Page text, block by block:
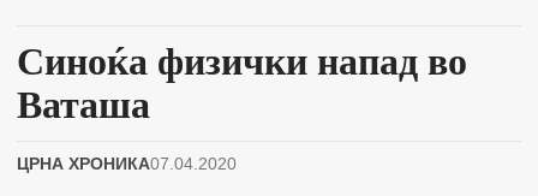
Синоќа физички напад во
Ваташа
ЦРНА ХРОНИКА07.04.2020